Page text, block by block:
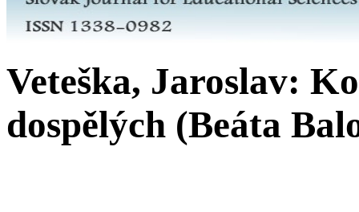
Veteška, Jaroslav:
dospělých (Beáta